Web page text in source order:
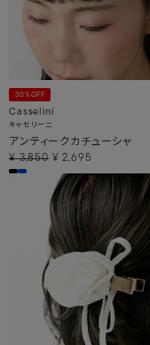
30%OFF
Casselini
キャセリーニ
アンティークカチューシャ
¥ 3,850 ¥ 2,695